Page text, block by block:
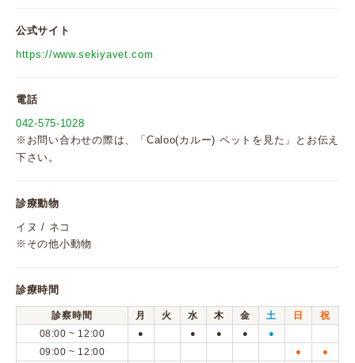
公式サイト
https://www.sekiyavet.com
電話
042-575-1028
※お問い合わせの際は、「Caloo(カルー) ペットを見た」とお伝え
下さい。
診療動物
イヌ / ネコ
※その他小動物
診療時間
診察時間 月 火 水 木 金 土 日
祝
08:00 ~ 12:00
● ● ● ● ●
09:00 ~ 12:00 ● ●